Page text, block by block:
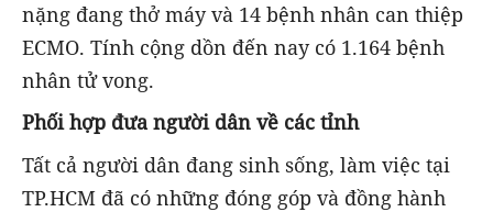
nặng đang thở máy và 14 bệnh nhân can thiệp
ECMO. Tính cộng dồn đến nay có 1.164 bệnh
nhân tử vong.
Phối hợp đưa người dân về các tỉnh
Tất cả người dân đang sinh sống, làm việc tại
TP.HCM đã có những đóng góp và đồng hành